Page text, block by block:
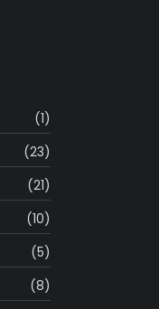
(1)
(23)
(21)
(10)
(5)
(8)